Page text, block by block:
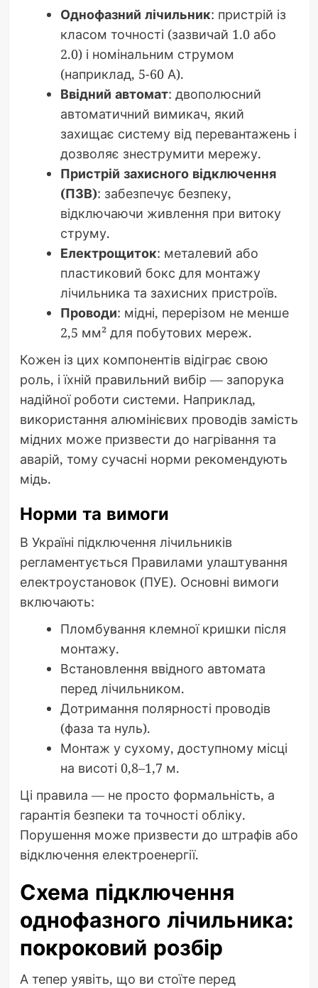
Однофазний лічильник: пристрій із
класом точності (зазвичай 1.0 або
2.0) і номінальним струмом
(наприклад, 5-60 А).
Ввідний автомат: двополюсний
автоматичний вимикач, який
захищає систему від перевантажень і
дозволяє знеструмити мережу.
Пристрій захисного відключення
(ПЗВ): забезпечує безпеку,
відключаючи живлення при витоку
струму.
Електрощиток: металевий або
пластиковий бокс для монтажу
лічильника та захисних пристроїв.
Проводи: мідні, перерізом не менше
2,5 мм² для побутових мереж.
Кожен із цих компонентів відіграє свою
роль, і їхній правильний вибір — запорука
надійної роботи системи. Наприклад,
використання алюмінієвих проводів замість
мідних може призвести до нагрівання та
аварій, тому сучасні норми рекомендують
мідь.
Норми та вимоги
В Україні підключення лічильників
регламентується Правилами улаштування
електроустановок (ПУЕ). Основні вимоги
включають:
Пломбування клемної кришки після
монтажу.
Встановлення ввідного автомата
перед лічильником.
Дотримання полярності проводів
(фаза та нуль).
Монтаж у сухому, доступному місці
на висоті 0,8–1,7 м.
Ці правила — не просто формальність, а
гарантія безпеки та точності обліку.
Порушення може призвести до штрафів або
відключення електроенергії.
Схема підключення
однофазного лічильника:
покроковий розбір
А тепер уявіть, що ви стоїте перед